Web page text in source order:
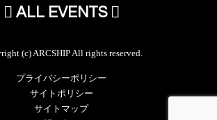
ALL EVENTS
(c) ARCSHIP All rights reserved.
プライバシーポリシー
サイトポリシー
サイトマップ